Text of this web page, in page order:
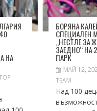
НА
БОРЯНА
СПЕЦИАЛЕН
„НЕСТЛЕ ЗА
ЗАЕДНО“ НА
ПАРК
МАЙ 12,
TEAM
Над 100